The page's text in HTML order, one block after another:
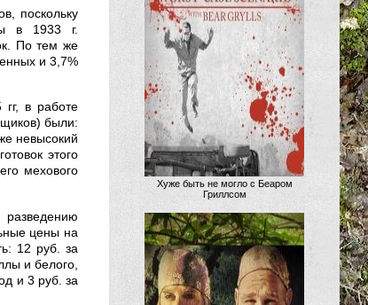
поскольку
в 1933 г.
По тем же
и 3,7%
в работе
были:
невысокий
этого
мехового
цены на
12 руб. за
и белого,
и 3 руб. за
Хуже быть не могло с Беаром
Гриллсом